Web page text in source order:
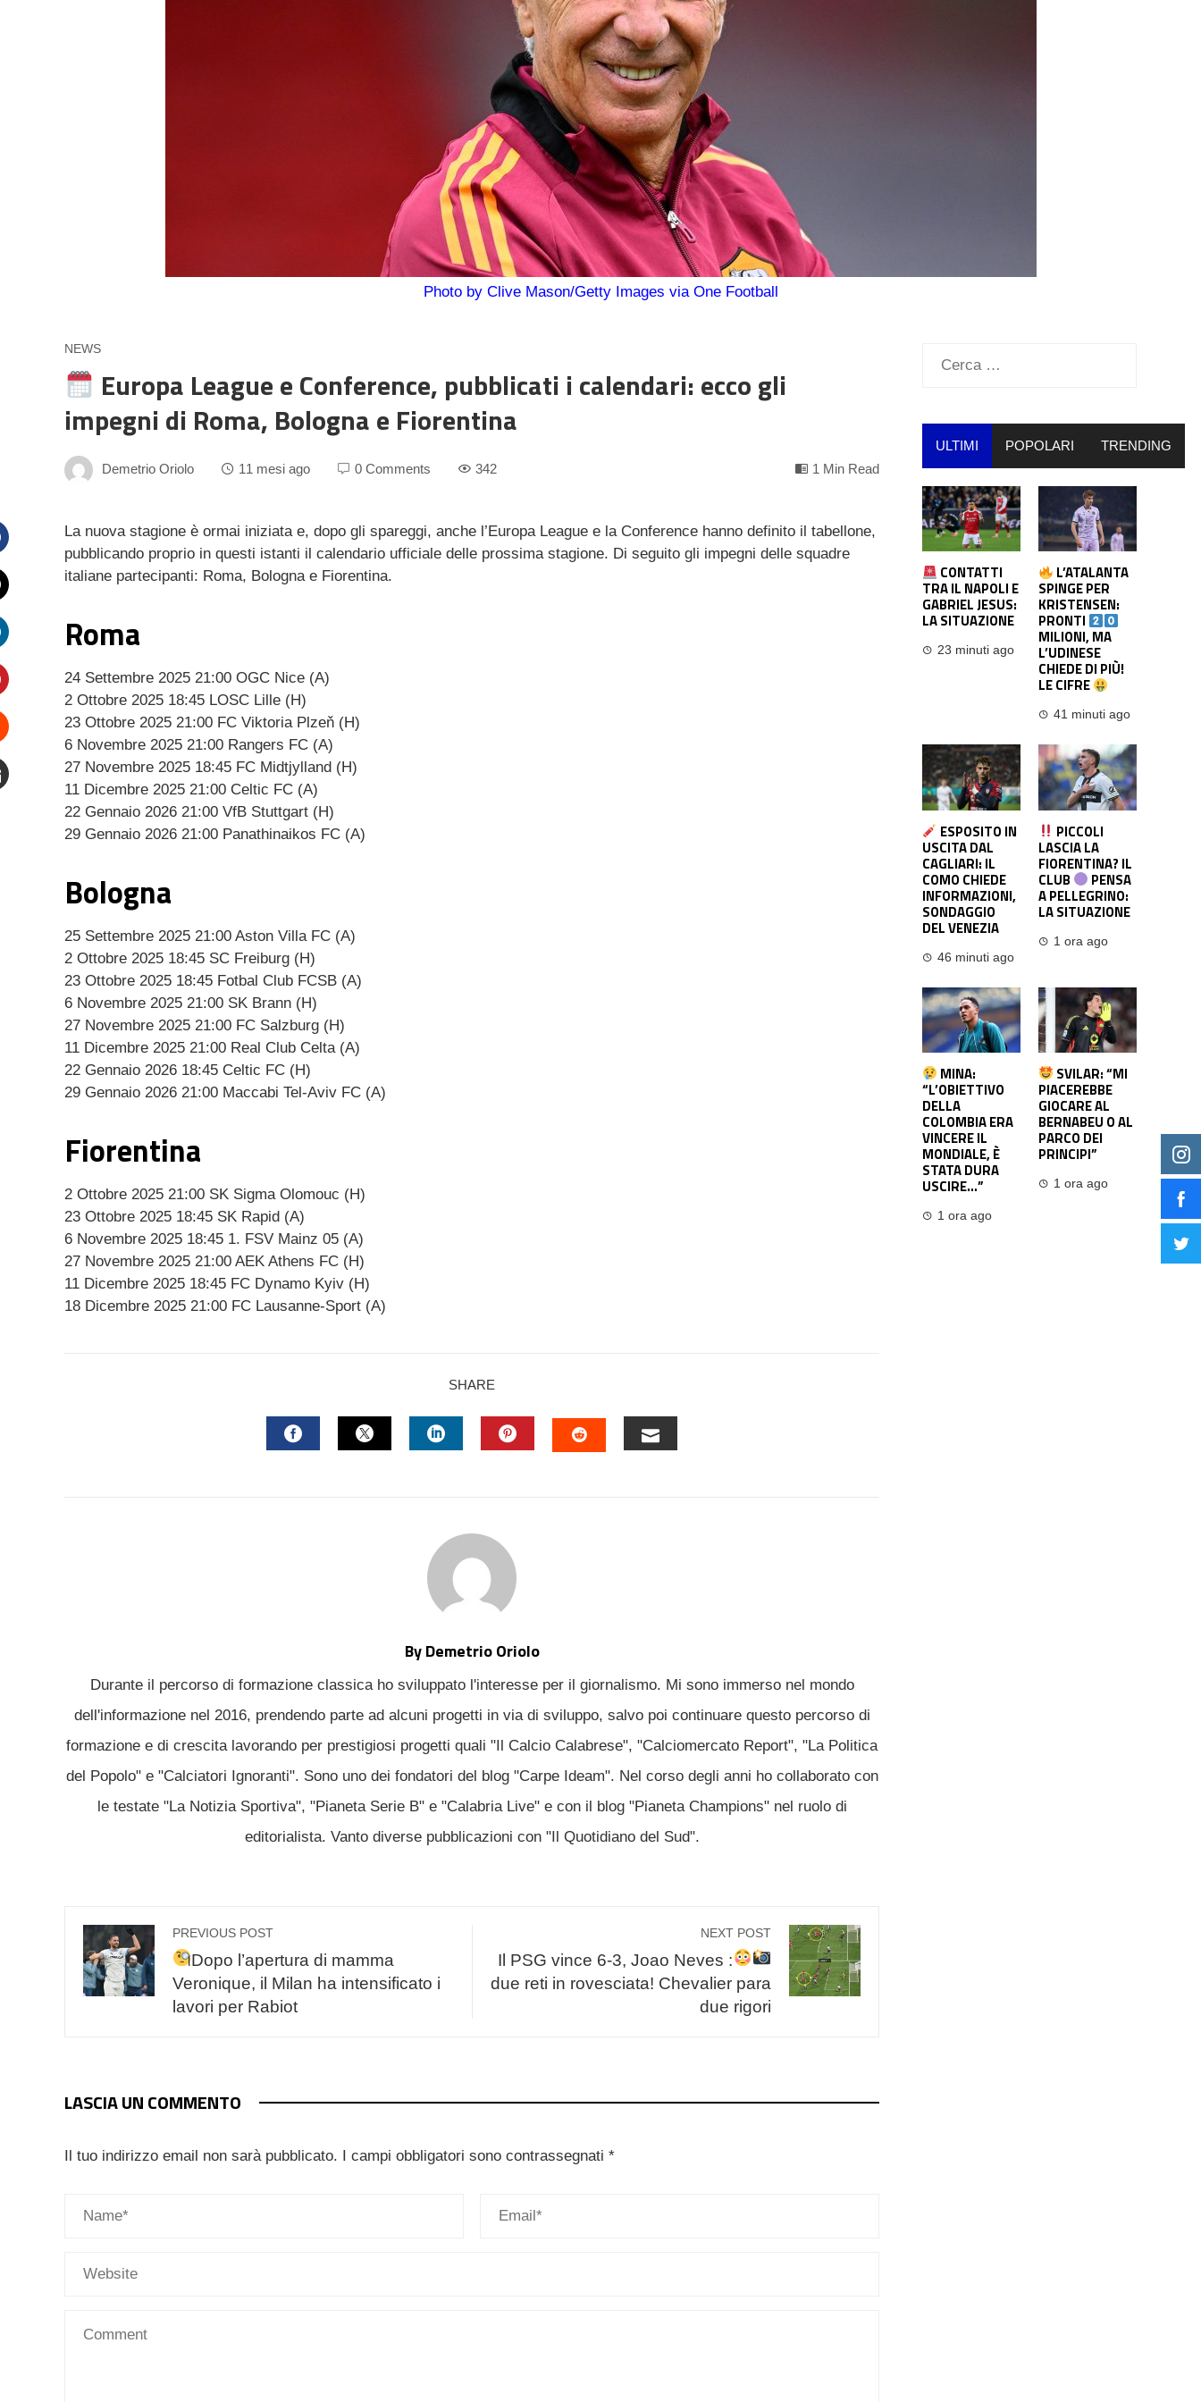
Photo by Clive Mason/Getty Images via One Football
NEWS
Europa League e Conference, pubblicati i calendari: ecco gli
impegni di Roma, Bologna e Fiorentina
Demetrio Oriolo 11 mesi ago 0 Comments 342 1 Min Read
La nuova stagione è ormai iniziata e, dopo gli spareggi, anche l’Europa League e la Conference hanno definito il tabellone,
pubblicando proprio in questi istanti il calendario ufficiale delle prossima stagione. Di seguito gli impegni delle squadre
italiane partecipanti: Roma, Bologna e Fiorentina.
Roma
24 Settembre 2025 21:00 OGC Nice (A)
2 Ottobre 2025 18:45 LOSC Lille (H)
23 Ottobre 2025 21:00 FC Viktoria Plzeň (H)
6 Novembre 2025 21:00 Rangers FC (A)
27 Novembre 2025 18:45 FC Midtjylland (H)
11 Dicembre 2025 21:00 Celtic FC (A)
22 Gennaio 2026 21:00 VfB Stuttgart (H)
29 Gennaio 2026 21:00 Panathinaikos FC (A)
Bologna
25 Settembre 2025 21:00 Aston Villa FC (A)
2 Ottobre 2025 18:45 SC Freiburg (H)
23 Ottobre 2025 18:45 Fotbal Club FCSB (A)
6 Novembre 2025 21:00 SK Brann (H)
27 Novembre 2025 21:00 FC Salzburg (H)
11 Dicembre 2025 21:00 Real Club Celta (A)
22 Gennaio 2026 18:45 Celtic FC (H)
29 Gennaio 2026 21:00 Maccabi Tel-Aviv FC (A)
Fiorentina
2 Ottobre 2025 21:00 SK Sigma Olomouc (H)
23 Ottobre 2025 18:45 SK Rapid (A)
6 Novembre 2025 18:45 1. FSV Mainz 05 (A)
27 Novembre 2025 21:00 AEK Athens FC (H)
11 Dicembre 2025 18:45 FC Dynamo Kyiv (H)
18 Dicembre 2025 21:00 FC Lausanne-Sport (A)
SHARE
By Demetrio Oriolo
Durante il percorso di formazione classica ho sviluppato l'interesse per il giornalismo. Mi sono immerso nel mondo
dell'informazione nel 2016, prendendo parte ad alcuni progetti in via di sviluppo, salvo poi continuare questo percorso di
formazione e di crescita lavorando per prestigiosi progetti quali "Il Calcio Calabrese", "Calciomercato Report", "La Politica
del Popolo" e "Calciatori Ignoranti". Sono uno dei fondatori del blog "Carpe Ideam". Nel corso degli anni ho collaborato con
le testate "La Notizia Sportiva", "Pianeta Serie B" e "Calabria Live" e con il blog "Pianeta Champions" nel ruolo di
editorialista. Vanto diverse pubblicazioni con "Il Quotidiano del Sud".
PREVIOUS POST
Dopo l’apertura di mamma
Veronique, il Milan ha intensificato i
lavori per Rabiot
NEXT POST
Il PSG vince 6-3, Joao Neves :
due reti in rovesciata! Chevalier para
due rigori
LASCIA UN COMMENTO
Il tuo indirizzo email non sarà pubblicato. I campi obbligatori sono contrassegnati *
Ricerca
ULTIMI POPOLARI TRENDING
CONTATTI
TRA IL NAPOLI E
GABRIEL JESUS:
LA SITUAZIONE
23 minuti ago
L’ATALANTA
SPINGE PER
KRISTENSEN:
PRONTI
MILIONI, MA
L’UDINESE
CHIEDE DI PIÙ!
LE CIFRE
41 minuti ago
ESPOSITO IN
USCITA DAL
CAGLIARI: IL
COMO CHIEDE
INFORMAZIONI,
SONDAGGIO
DEL VENEZIA
46 minuti ago
PICCOLI
LASCIA LA
FIORENTINA? IL
CLUB PENSA
A PELLEGRINO:
LA SITUAZIONE
1 ora ago
MINA:
“L’OBIETTIVO
DELLA
COLOMBIA ERA
VINCERE IL
MONDIALE, È
STATA DURA
USCIRE…”
1 ora ago
SVILAR: “MI
PIACEREBBE
GIOCARE AL
BERNABEU O AL
PARCO DEI
PRINCIPI”
1 ora ago